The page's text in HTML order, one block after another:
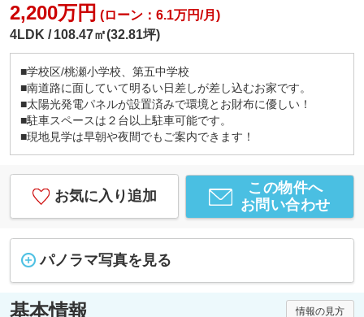
2,200万円 (ローン：6.1万円/月)
4LDK
108.47㎡(32.81坪)
■学校区/桃瀬小学校、第五中学校
■南道路に面していて明るい日差しが差し込むお家です。
■太陽光発電パネルが設置済みで環境とお財布に優しい！
■駐車スペースは２台以上駐車可能です。
■現地見学は早朝や夜間でもご案内できます！
お気に入り追加
この物件へ
お問い合わせ
パノラマ写真を見る
基本情報 情報の見方